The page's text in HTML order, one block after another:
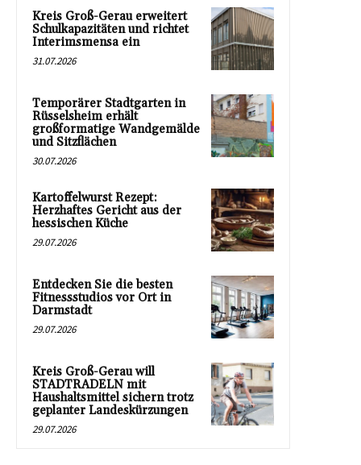
Kreis Groß-Gerau erweitert
Schulkapazitäten und richtet
Interimsmensa ein
31.07.2026
Temporärer Stadtgarten in
Rüsselsheim erhält
großformatige Wandgemälde
und Sitzflächen
30.07.2026
Kartoffelwurst Rezept:
Herzhaftes Gericht aus der
hessischen Küche
29.07.2026
Entdecken Sie die besten
Fitnessstudios vor Ort in
Darmstadt
29.07.2026
Kreis Groß-Gerau will
STADTRADELN mit
Haushaltsmittel sichern trotz
geplanter Landeskürzungen
29.07.2026